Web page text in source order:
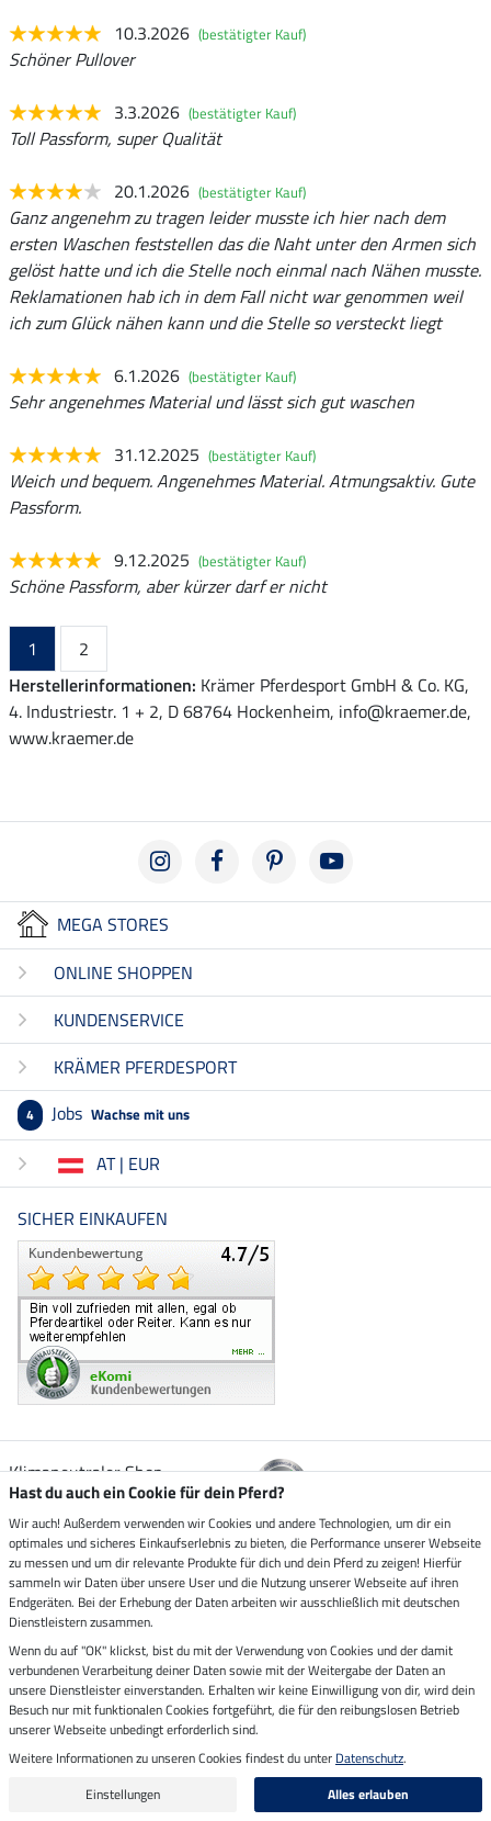
10.3.2026 (bestätigter Kauf)
Schöner Pullover
3.3.2026 (bestätigter Kauf)
Toll Passform, super Qualität
20.1.2026 (bestätigter Kauf)
Ganz angenehm zu tragen leider musste ich hier nach dem
ersten Waschen feststellen das die Naht unter den Armen sich
gelöst hatte und ich die Stelle noch einmal nach Nähen musste.
Reklamationen hab ich in dem Fall nicht war genommen weil
ich zum Glück nähen kann und die Stelle so versteckt liegt
6.1.2026 (bestätigter Kauf)
Sehr angenehmes Material und lässt sich gut waschen
31.12.2025 (bestätigter Kauf)
Weich und bequem. Angenehmes Material. Atmungsaktiv. Gute
Passform.
9.12.2025 (bestätigter Kauf)
Schöne Passform, aber kürzer darf er nicht
1
2
Herstellerinformationen: Krämer Pferdesport GmbH & Co. KG,
4. Industriestr. 1 + 2, D 68764 Hockenheim, info@kraemer.de,
www.kraemer.de
MEGA STORES
ONLINE SHOPPEN
KUNDENSERVICE
KRÄMER PFERDESPORT
4 Jobs Wachse mit uns
AT | EUR
SICHER EINKAUFEN
Klimaneutraler Shop
Zustellung durch
Sicher bezahlen mit
Vorkasse
Impressum
Letzte Aktualisierung am 09.08.2026 um 07:13
Alle Preise in Euro inkl. MwSt. zzgl.
Versandkosten
Hast du auch ein Cookie für dein Pferd?
Wir auch! Außerdem verwenden wir Cookies und andere Technologien, um dir ein
optimales und sicheres Einkaufserlebnis zu bieten, die Performance unserer Webseite
zu messen und um dir relevante Produkte für dich und dein Pferd zu zeigen! Hierfür
sammeln wir Daten über unsere User und die Nutzung unserer Webseite auf ihren
Endgeräten. Bei der Erhebung der Daten arbeiten wir ausschließlich mit deutschen
Dienstleistern zusammen.
Wenn du auf "OK" klickst, bist du mit der Verwendung von Cookies und der damit
verbundenen Verarbeitung deiner Daten sowie mit der Weitergabe der Daten an
unsere Dienstleister einverstanden. Erhalten wir keine Einwilligung von dir, wird dein
Besuch nur mit funktionalen Cookies fortgeführt, die für den reibungslosen Betrieb
unserer Webseite unbedingt erforderlich sind.
Weitere Informationen zu unseren Cookies findest du unter Datenschutz.
Einstellungen
Alles erlauben